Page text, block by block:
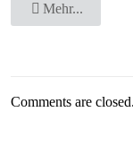
Mehr...
Comments are closed.